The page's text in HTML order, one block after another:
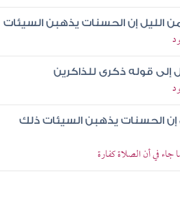
الليل إن الحسنات يذهبن السيئات
إلى قوله ذكرى للذاكرين
إن الحسنات يذهبن السيئات ذلك
في أن الصلاة كفارة